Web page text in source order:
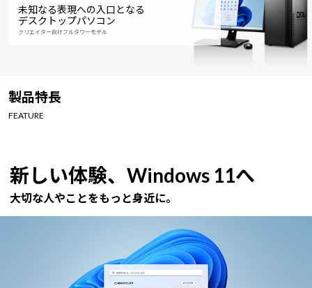
未知なる表現への入口となる
デスクトップパソコン
クリエイター向けフルタワーモデル
製品特長
FEATURE
新しい体験、Windows 11へ
大切な人やことをもっと身近に。